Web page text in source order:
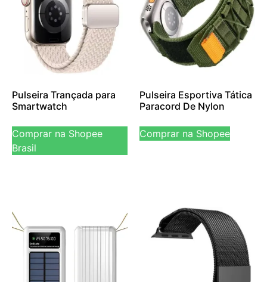
Pulseira Trançada para
Smartwatch
Comprar na Shopee
Brasil
Pulseira Esportiva Tática
Paracord De Nylon
Comprar na Shopee